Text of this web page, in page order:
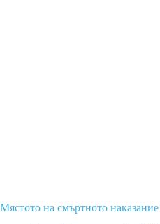
Мястото на смъртното